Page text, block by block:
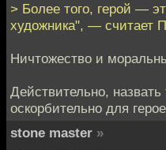
> Более того, герой —
художника", — считает
Ничтожество и
Действительно, назвать
оскорбительно для
stone master »